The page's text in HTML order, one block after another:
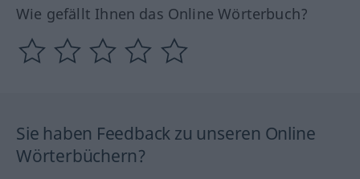
Wie gefällt Ihnen das Online Wörterbuch?
Sie haben Feedback zu unseren Online
Wörterbüchern?